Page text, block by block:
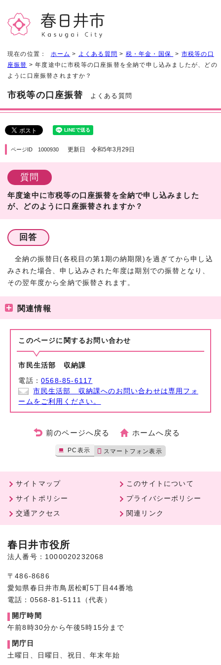
現在の位置： ホーム > よくある質問 > 税・年金・国保 > 市税等の口
座振替 > 年度途中に市税等の口座振替を全納で申し込みましたが、どの
ように口座振替されますか？
市税等の口座振替 よくある質問
ページID 1000930 更新日 令和5年3月29日
質問
年度途中に市税等の口座振替を全納で申し込みました
が、どのように口座振替されますか？
回答
全納の振替日(各税目の第1期の納期限)を過ぎてから申し込
みされた場合、申し込みされた年度は期別での振替となり、
その翌年度から全納で振替されます。
関連情報
このページに関する お問い合わせ
市民生活部 収納課
電話：0568-85-6117
市民生活部 収納課へのお問い合わせは専用フォ
ームをご利用ください。
前のページへ戻る ホームへ戻る
PC表示 スマートフォン表示
サイトマップ
このサイトについて
サイトポリシー
プライバシーポリシー
交通アクセス
関連リンク
春日井市役所
法人番号：1000020232068
〒486-8686
愛知県春日井市鳥居松町5丁目44番地
電話：0568-81-5111（代表）
開庁時間
午前8時30分から午後5時15分まで
閉庁日
土曜日、日曜日、祝日、年末年始